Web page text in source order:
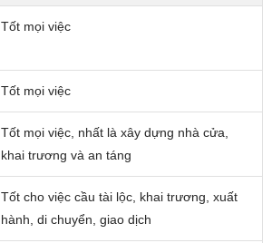
Tốt mọi việc
Tốt mọi việc
Tốt mọi việc, nhất là xây dựng nhà cửa,
khai trương và an táng
Tốt cho việc cầu tài lộc, khai trương, xuất
hành, di chuyển, giao dịch